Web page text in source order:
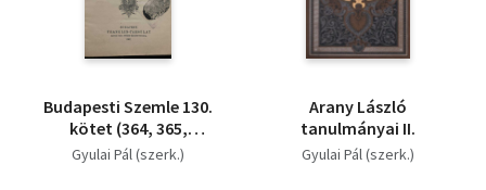
Budapesti Szemle 130.
kötet (364, 365,
366.számok)
Gyulai Pál (szerk.)
Arany László
tanulmányai II.
Gyulai Pál (szerk.)